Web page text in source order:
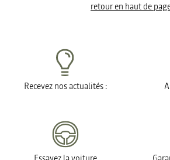
retour en haut de
Recevez nos actualités :